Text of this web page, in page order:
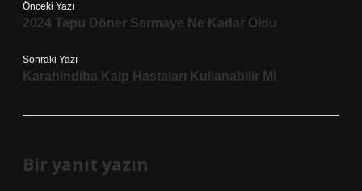
Önceki Yazı
2024 Tapu Döner Sermaye Ne Kadar Oldu
Sonraki Yazı
Karahindiba Kalp Hastaları Kullanabilir Mi
Bir yanıt yazın